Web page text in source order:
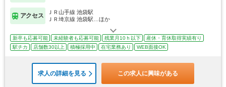
アクセス
ＪＲ山手線 池袋駅
ＪＲ埼京線 池袋駅…ほか
新卒も応募可能 未経験者も応募可能 残業月10ｈ以下
産休・育休取得実績有り
駅チカ
店舗数30以上 積極採用中 在宅業務あり WEB面接OK
求人の詳細を見る この求人に興味がある